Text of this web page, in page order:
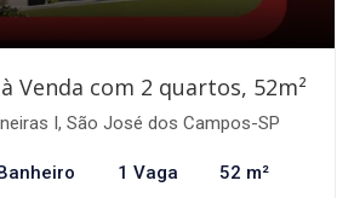
Venda com 2 quartos, 52m²
I, São José dos Campos-SP
1 Vaga 52 m²